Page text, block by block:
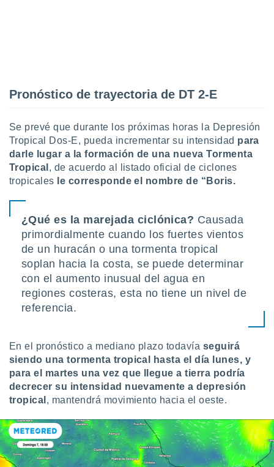
Pronóstico de trayectoria de DT 2-E
Se prevé que durante los próximas horas la Depresión
Tropical Dos-E, pueda incrementar su intensidad para
darle lugar a la formación de una nueva Tormenta
Tropical , de acuerdo al listado oficial de ciclones
tropicales le corresponde el nombre de “Boris.
¿Qué es la marejada ciclónica? Causada
primordialmente cuando los fuertes vientos
de un huracán o una tormenta tropical
soplan hacia la costa, se puede determinar
con el aumento inusual del agua en
regiones costeras, esta no tiene un nivel de
referencia.
En el pronóstico a mediano plazo todavía seguirá
siendo una tormenta tropical hasta el día lunes, y
para el martes una vez que llegue a tierra podría
decrecer su intensidad nuevamente a depresión
tropical , mantendrá movimiento hacia el oeste.